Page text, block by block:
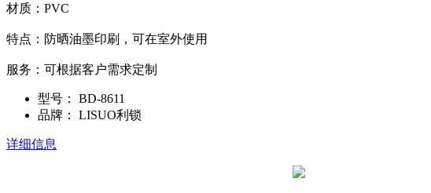
材质：PVC
特点：防晒油墨印刷，可在室外使用
服务：可根据客户需求定制
型号：
BD-8611
品牌：
LISUO利锁
详细信息